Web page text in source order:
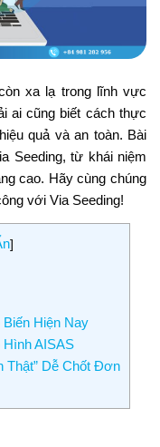
xa lạ trong lĩnh vực
ai cũng biết cách thực
quả và an toàn. Bài
Seeding, từ khái niệm
cao. Hãy cùng chúng
với Via Seeding!
]
Hiện Nay
AISAS
Thật” Dễ Chốt Đơn